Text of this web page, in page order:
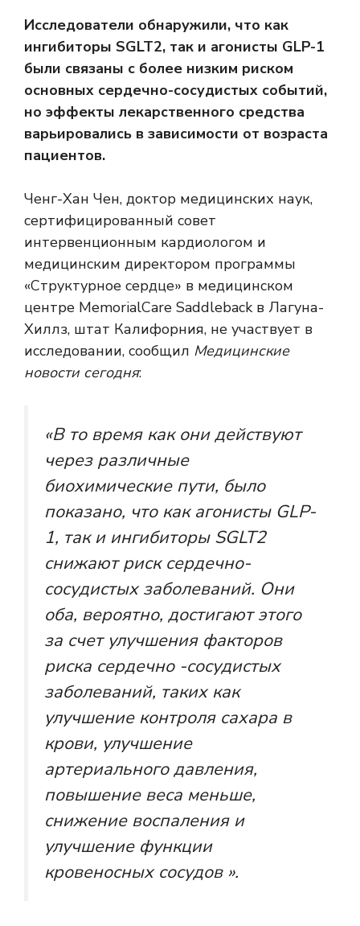
Исследователи обнаружили, что как
ингибиторы SGLT2, так и агонисты GLP-1
были связаны с более низким риском
основных сердечно-сосудистых событий,
но эффекты лекарственного средства
варьировались в зависимости от возраста
пациентов.
Ченг-Хан Чен, доктор медицинских наук,
сертифицированный совет
интервенционным кардиологом и
медицинским директором программы
«Структурное сердце» в медицинском
центре MemorialCare Saddleback в Лагуна-
Хиллз, штат Калифорния, не участвует в
исследовании, сообщил Медицинские
новости сегодня:
«В то время как они действуют
через различные
биохимические пути, было
показано, что как агонисты GLP-
1, так и ингибиторы SGLT2
снижают риск сердечно-
сосудистых заболеваний. Они
оба, вероятно, достигают этого
за счет улучшения факторов
риска сердечно -сосудистых
заболеваний, таких как
улучшение контроля сахара в
крови, улучшение
артериального давления,
повышение веса меньше,
снижение воспаления и
улучшение функции
кровеносных сосудов ».